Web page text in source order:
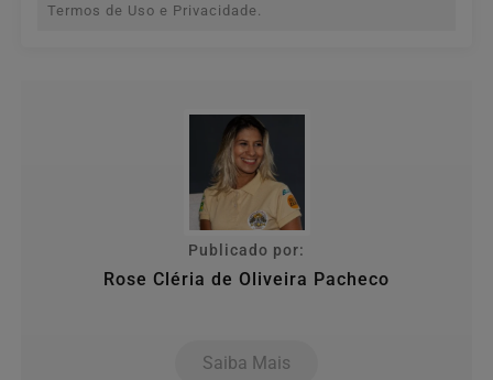
Termos de Uso e Privacidade.
Publicado por:
Rose Cléria de Oliveira Pacheco
Saiba Mais